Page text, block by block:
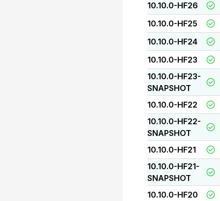
10.10.0-HF26
10.10.0-HF25
10.10.0-HF24
10.10.0-HF23
10.10.0-HF23-
SNAPSHOT
10.10.0-HF22
10.10.0-HF22-
SNAPSHOT
10.10.0-HF21
10.10.0-HF21-
SNAPSHOT
10.10.0-HF20